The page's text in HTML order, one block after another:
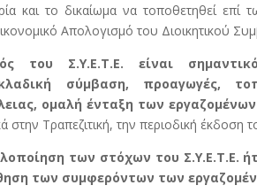
και το δικαίωμα να τοποθετηθεί
Απολογισμό του Διοικητικού
του Σ.Υ.Ε.Τ.Ε. είναι
σύμβαση, προαγωγές,
ομαλή ένταξη των εργαζομένων
στην Τραπεζιτική, την περιοδική έκδοση
των στόχων του Σ.Υ.Ε.Τ.Ε.
των συμφερόντων των